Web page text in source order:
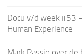
Docu v/d week #53
Human Experience
Mark Passio over de